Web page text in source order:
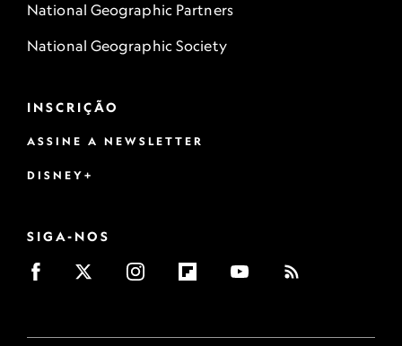
National Geographic Partners
National Geographic Society
INSCRIÇÃO
ASSINE A NEWSLETTER
DISNEY+
SIGA-NOS